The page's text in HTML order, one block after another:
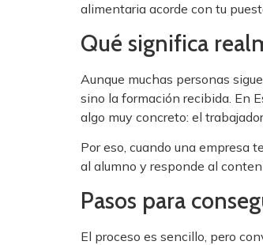
alimentaria acorde con tu
Qué significa
Aunque muchas personas
sino la formación recibida. En
algo muy concreto: el
Por eso, cuando una empresa
al alumno y responde al
Pasos para
El proceso es sencillo, pero